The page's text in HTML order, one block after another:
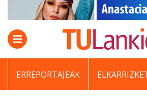
ERREPORTAJEAK